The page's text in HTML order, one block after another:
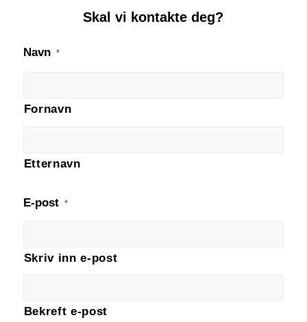
Skal vi kontakte deg?
Navn *
Fornavn
Etternavn
E-post *
Skriv inn e-post
Bekreft e-post